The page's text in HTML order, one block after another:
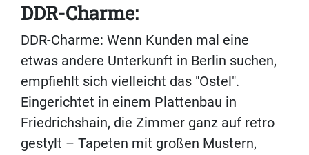
DDR-Charme:
DDR-Charme: Wenn Kunden mal eine
etwas andere Unterkunft in Berlin suchen,
empfiehlt sich vielleicht das "Ostel".
Eingerichtet in einem Plattenbau in
Friedrichshain, die Zimmer ganz auf retro
gestylt – Tapeten mit großen Mustern,